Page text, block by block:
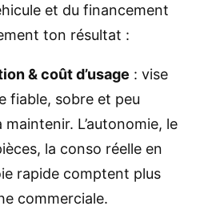
et du financement
ton résultat :
& coût d’usage : vise
fiable, sobre et peu
maintenir. L’autonomie, le
la conso réelle en
rapide comptent plus
commerciale.